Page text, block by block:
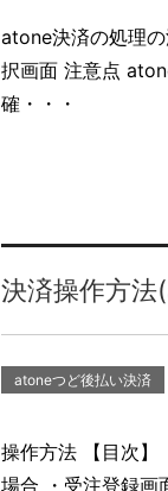
atone決済の処理
択画面 注意点
確・・・
決済操作方
atoneつど後払い決済
操作方法 【目次】
場合 ・受注登録画